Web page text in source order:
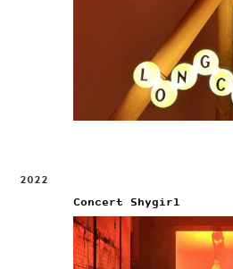
2022
Concert Shygirl